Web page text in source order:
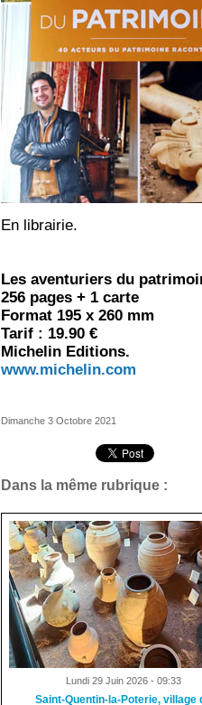
En librairie.
Les aventuriers du
256 pages + 1 carte
Format 195 x 260 mm
Tarif : 19.90 €
Michelin Editions.
www.michelin.com
Dimanche 3 Octobre 2021
Dans la même rubrique :
Lundi 29 Juin 2026 - 09:33
Saint-Quentin-la-Poterie, village